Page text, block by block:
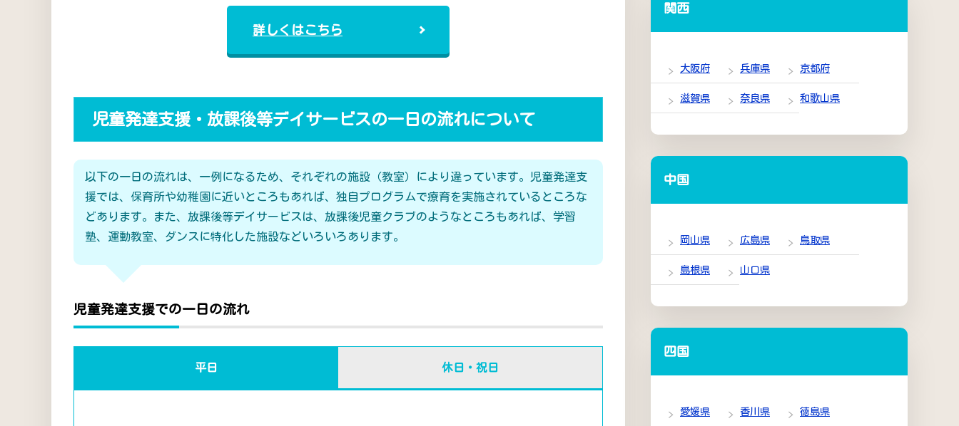
詳しくはこちら
児童発達支援・放課後等デイサービスの一日の流れについて
以下の一日の流れは、一例になるため、それぞれの施設（教室）により違っています。児童発達支
援では、保育所や幼稚園に近いところもあれば、独自プログラムで療育を実施されているところな
どあります。また、放課後等デイサービスは、放課後児童クラブのようなところもあれば、学習
塾、運動教室、ダンスに特化した施設などいろいろあります。
児童発達支援での一日の流れ
平日 休日・祝日
関西
大阪府 兵庫県 京都府
滋賀県 奈良県 和歌山県
中国
岡山県 広島県 鳥取県
島根県 山口県
四国
愛媛県 香川県 徳島県